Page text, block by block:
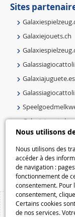
Nous utilisons
Nous utilisons des
accéder à des
de navigation :
fonctionnement de
consentement. Pour
consentement,
Certains cookies
de nos services.
Sites
Galaxiejouets.ch
Galaxiajuguete.es
Galaxiejouets.be
Macway.com